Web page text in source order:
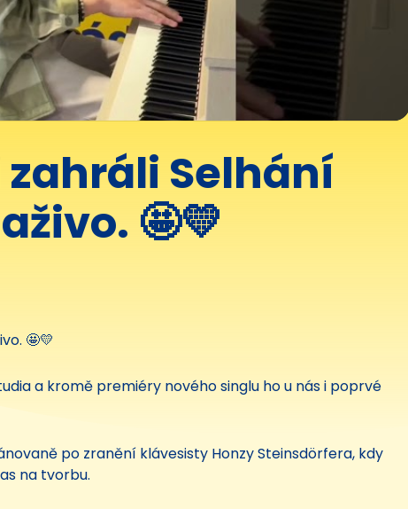
Selhání
🤩💛
🤩💛
a kromě premiéry nového singlu ho u nás i poprvé
po zranění klávesisty Honzy Steinsdörfera, kdy
na tvorbu.